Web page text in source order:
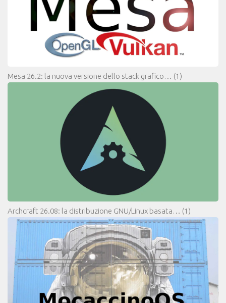
Mesa 26.2: la nuova versione dello stack grafico… (1)
Archcraft 26.08: la distribuzione GNU/Linux basata… (1)